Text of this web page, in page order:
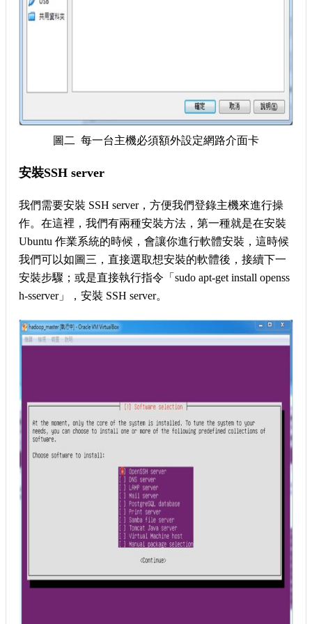
圖二 每一台主機必須額外設定網路介面卡
安裝SSH server
我們需要安裝 SSH server，方便我們登錄主機來進行操
作。在這裡，我們有兩種安裝方法，第一種就是在安裝
Ubuntu 作業系統的時候，會讓你進行軟體安裝，這時候
我們可以如圖三，直接選取想安裝的軟體後，接續下一
安裝步驟；或是直接執行指令「sudo apt-get install openss
h-sserver」，安裝 SSH server。